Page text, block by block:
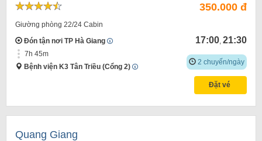
Giường phòng 22/24 Cabin
Đón tận nơi TP Hà Giang
7h 45m
Bệnh viện K3 Tân Triều (Cổng 2)
350.000 đ
17:00 21:30
2 chuyến/ngày
Đặt vé
Quang Giang